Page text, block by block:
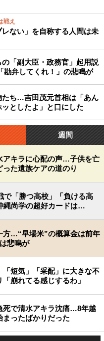
戦え
ない」を自称する人間は未
「副大臣・政務官」起用説
弁してくれ！」の悲鳴が
たち…吉田茂元首相は「あん
としたよ」と口にした
週間
アキラに心配の声…子供を亡
った遺族ケアの道のり
で「勝つ高校」「負ける高
縄尚学の超好カードは…
方…“早場米”の概算金は前年
悲鳴が
「短気」「采配」に大きな不
崩れてる感じするわ」
死で清水アキラ沈痛…8年越
まったばかりだった